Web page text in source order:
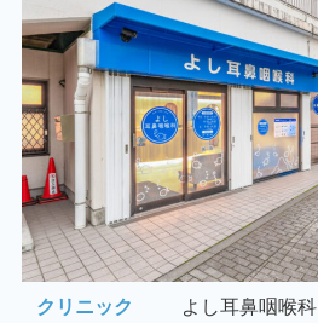
クリニック
よし耳鼻咽喉科